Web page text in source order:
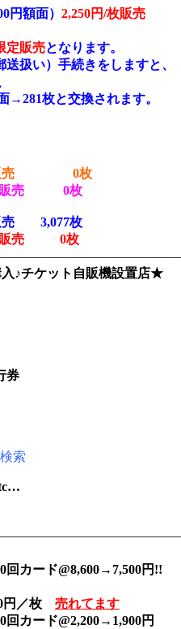
円額面） 2,250円/枚販売
定販売となります。
扱い）手続きをしますと、
→281枚と交換されます。
販売 0枚
枚 販売 0枚
売 3,077枚
販売 0枚
♪チケット自販機設置店★
券
索
カード@8,600→7,500円!!
／枚
売れてます
カード@2,200→1,900円